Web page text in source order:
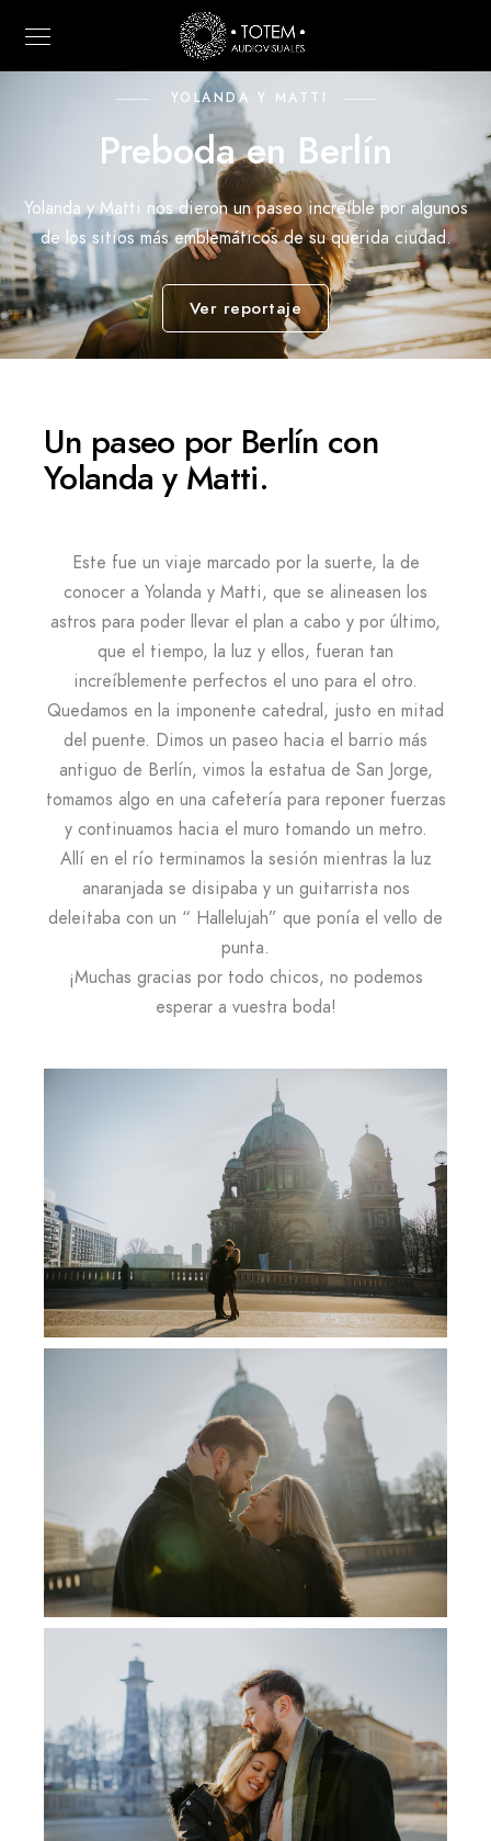
YOLANDA Y MATTI
Preboda en Berlín
Yolanda y Matti nos dieron un paseo increíble por algunos
de los sitios más emblemáticos de su querida ciudad.
Ver reportaje
Un paseo por Berlín con
Yolanda y Matti.
Este fue un viaje marcado por la suerte, la de
conocer a Yolanda y Matti, que se alineasen los
astros para poder llevar el plan a cabo y por último,
que el tiempo, la luz y ellos, fueran tan
increíblemente perfectos el uno para el otro.
Quedamos en la imponente catedral, justo en mitad
del puente. Dimos un paseo hacia el barrio más
antiguo de Berlín, vimos la estatua de San Jorge,
tomamos algo en una cafetería para reponer fuerzas
y continuamos hacia el muro tomando un metro.
Allí en el río terminamos la sesión mientras la luz
anaranjada se disipaba y un guitarrista nos
deleitaba con un “ Hallelujah” que ponía el vello de
punta.
¡Muchas gracias por todo chicos, no podemos
esperar a vuestra boda!